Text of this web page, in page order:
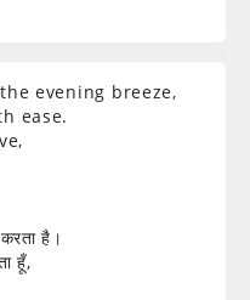
evening breeze,
ease.
है।
हूँ,